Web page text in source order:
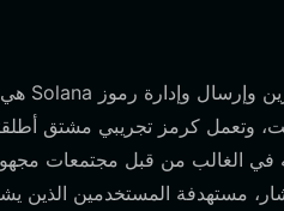
الغالب من قبل مجتمعات
مستهدفة المستخدمين الذين